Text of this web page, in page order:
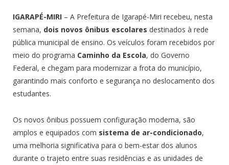
IGARAPÉ-MIRI – A Prefeitura de Igarapé-Miri recebeu, nesta
semana, dois novos ônibus escolares destinados à rede
pública municipal de ensino. Os veículos foram recebidos por
meio do programa Caminho da Escola, do Governo
Federal, e chegam para modernizar a frota do município,
garantindo mais conforto e segurança no deslocamento dos
estudantes.
Os novos ônibus possuem configuração moderna, são
amplos e equipados com sistema de ar-condicionado,
uma melhoria significativa para o bem-estar dos alunos
durante o trajeto entre suas residências e as unidades de